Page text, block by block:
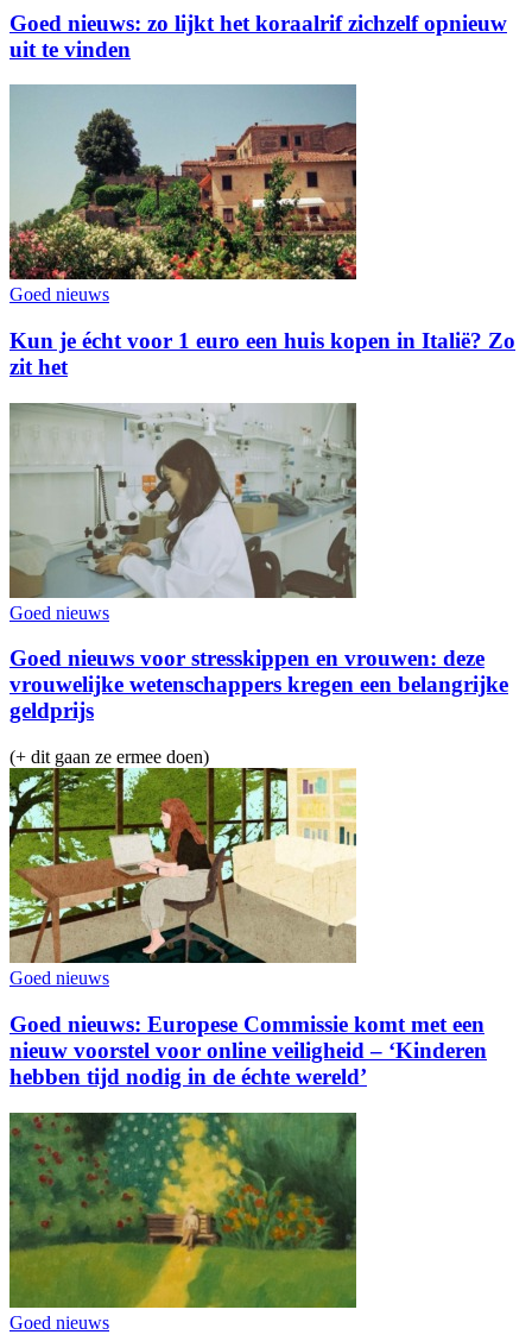
Goed nieuws: zo lijkt het koraalrif zichzelf opnieuw
uit te vinden
Goed nieuws
Kun je écht voor 1 euro een huis kopen in Italië? Zo
zit het
Goed nieuws
Goed nieuws voor stresskippen en vrouwen: deze
vrouwelijke wetenschappers kregen een belangrijke
geldprijs
(+ dit gaan ze ermee doen)
Goed nieuws
Goed nieuws: Europese Commissie komt met een
nieuw voorstel voor online veiligheid – ‘Kinderen
hebben tijd nodig in de échte wereld’
Goed nieuws